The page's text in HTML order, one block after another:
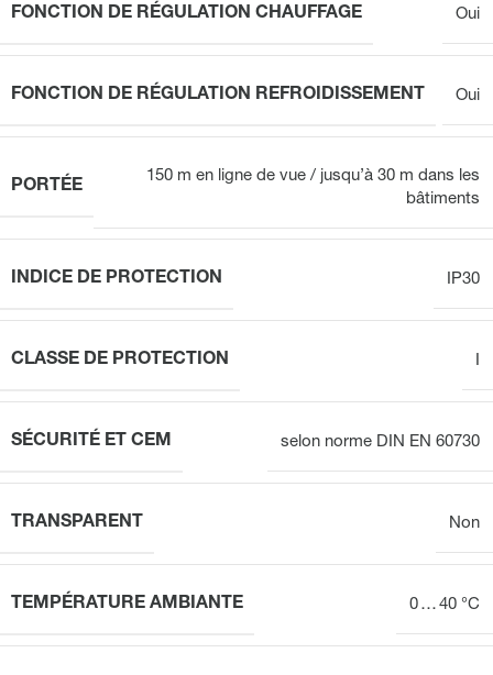
FONCTION DE RÉGULATION CHAUFFAGE Oui
FONCTION DE RÉGULATION REFROIDISSEMENT Oui
PORTÉE
150 m en ligne de vue / jusqu’à 30 m dans les
bâtiments
INDICE DE PROTECTION IP30
CLASSE DE PROTECTION
SÉCURITÉ ET CEM selon norme DIN EN 60730
TRANSPARENT Non
TEMPÉRATURE AMBIANTE 0 … 40 °C